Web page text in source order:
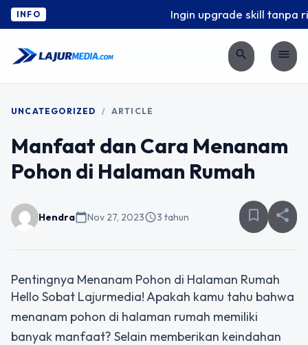
INFO Ingin upgrade skill tanpa
search menu
UNCATEGORIZED / ARTICLE
Manfaat dan Cara Menanam
Pohon di Halaman Rumah
Hendracalendar_todayNov 27, 2023schedule3 tahun bookmark_border share
Pentingnya Menanam Pohon di Halaman Rumah
Hello Sobat Lajurmedia! Apakah kamu tahu bahwa
menanam pohon di halaman rumah memiliki
banyak manfaat? Selain memberikan keindahan